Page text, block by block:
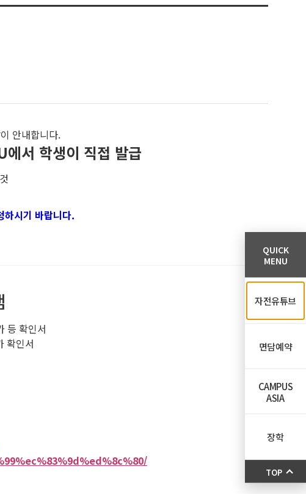
안내합니다.
서 학생이 직접 발급
하시기 바랍니다.
등 확인서
확인서
QUICK
MENU
자전유튜브
면담예약
CAMPUS
ASIA
장학
TOP